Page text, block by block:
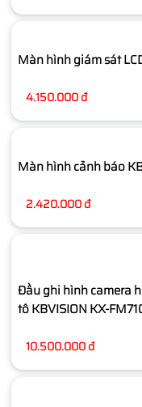
Màn hình giám sát
4.150.000 đ
Màn hình cảnh báo
2.420.000 đ
Đầu ghi hình camera
tô KBVISION KX-
10.500.000 đ